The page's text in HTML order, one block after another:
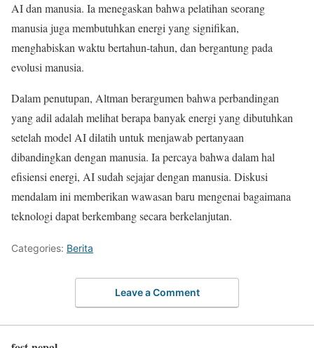
AI dan manusia. Ia menegaskan bahwa pelatihan seorang
manusia juga membutuhkan energi yang signifikan,
menghabiskan waktu bertahun-tahun, dan bergantung pada
evolusi manusia.
Dalam penutupan, Altman berargumen bahwa perbandingan
yang adil adalah melihat berapa banyak energi yang dibutuhkan
setelah model AI dilatih untuk menjawab pertanyaan
dibandingkan dengan manusia. Ia percaya bahwa dalam hal
efisiensi energi, AI sudah sejajar dengan manusia. Diskusi
mendalam ini memberikan wawasan baru mengenai bagaimana
teknologi dapat berkembang secara berkelanjutan.
Categories: Berita
Leave a Comment